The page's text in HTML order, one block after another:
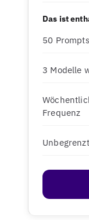
Das ist
50 Prompts
3 Modelle
Frequenz